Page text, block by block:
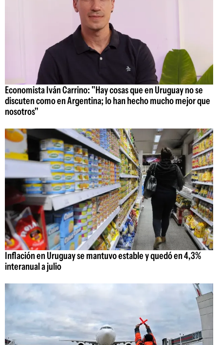
Economista Iván Carrino: "Hay cosas que en Uruguay no se
discuten como en Argentina; lo han hecho mucho mejor que
nosotros"
Inflación en Uruguay se mantuvo estable y quedó en 4,3%
interanual a julio